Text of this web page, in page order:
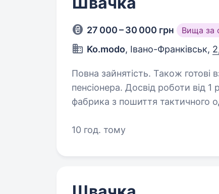
27 000 – 30 000 грн Вища за
Ko.modo, Івано-Франківськ,
Повна зайнятість. Також готові
пенсіонера. Досвід роботи від 1 року. Привіт! Ми — Ko.modo,
фабрика з пошиття тактичного
яка створює якісний та
10 год. тому